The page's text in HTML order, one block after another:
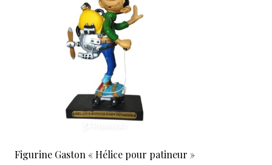
Figurine Gaston « Hélice pour patineur »